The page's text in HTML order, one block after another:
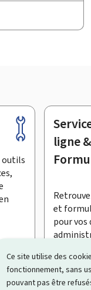
Ce site utilise des
fonctionnement, sans
pouvant pas être
outils
ligne &
et
pour vos
actualités de